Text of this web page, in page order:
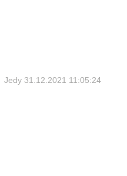
Jedy 31.12.2021 11:05:24